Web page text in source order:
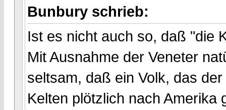
Bunbury schrieb:
Ist es nicht auch so, daß "die
Mit Ausnahme der Veneter
seltsam, daß ein Volk, das
Kelten plötzlich nach Amerika